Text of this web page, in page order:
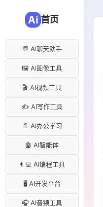
首页
💬 AI聊天助手
🖼️ AI图像工具
🎬 AI视频工具
✍️ AI写作工具
📄 AI办公学习
🤖 AI智能体
👨‍💻 AI编程工具
🖥️ AI开发平台
🎧 AI音频工具